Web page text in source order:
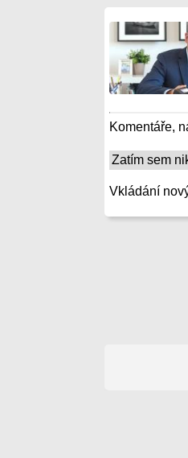
Komentáře,
Zatím sem
Vkládání